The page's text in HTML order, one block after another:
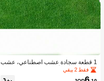
1 قطعة سجادة عشب اصطناعي، عشب
مزيف للحديقة، أرضية خارجية لملعب كرة
القدم، مضمار الجري، السياج
فقط 2 بيقي